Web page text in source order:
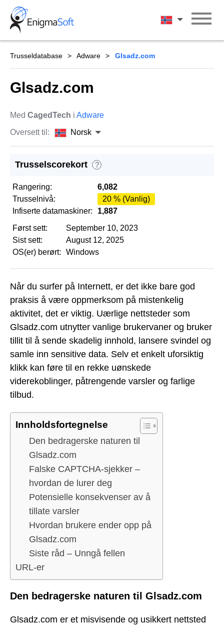
Skip
content
Norsk
Trusseldatabase Adware Glsadz.com
Glsadz.com
Med CagedTech i Adware
Oversett til:
Norsk
Trusselscorekort ?
Rangering:
6,082
Trusselnivå:
20 % (Vanlig)
Infiserte datamaskiner:
1,887
Først sett:
September 10, 2023
Sist sett:
August 12, 2025
OS(er) berørt:
Windows
Når du surfer på Internett, er det ikke bare god
praksis å være oppmerksom på mistenkelig
aktivitet, det er viktig. Uærlige nettsteder som
Glsadz.com utnytter vanlige brukervaner og bruker
tillit til å sende skadelig innhold, lansere svindel og
samle inn sensitive data. Selv et enkelt uforsiktig
klikk kan føre til en rekke uønskede
viderekoblinger, påtrengende varsler og farlige
tilbud.
Innholdsfortegnelse
Den bedragerske naturen til
Glsadz.com
Falske CAPTCHA-sjekker –
hvordan de lurer deg
Potensielle konsekvenser av å
tillate varsler
Hvordan brukere ender opp på
Glsadz.com
Siste råd – Unngå fellen
URL-er
Den bedragerske naturen til Glsadz.com
Glsadz.com er et misvisende og usikkert nettsted